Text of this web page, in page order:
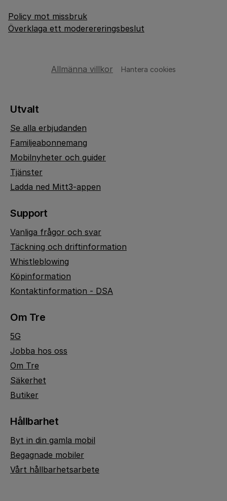
Policy mot missbruk
Överklaga ett moderereringsbeslut
Allmänna villkor Hantera cookies
Utvalt
Se alla erbjudanden
Familjeabonnemang
Mobilnyheter och guider
Tjänster
Ladda ned Mitt3-appen
Support
Vanliga frågor och svar
Täckning och driftinformation
Whistleblowing
Köpinformation
Kontaktinformation - DSA
Om Tre
5G
Jobba hos oss
Om Tre
Säkerhet
Butiker
Hållbarhet
Byt in din gamla mobil
Begagnade mobiler
Vårt hållbarhetsarbete